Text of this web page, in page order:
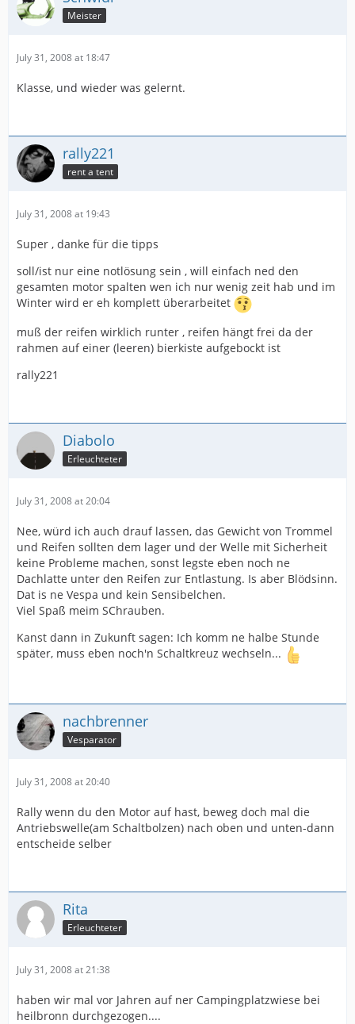
Meister
July 31, 2008 at 18:47
Klasse, und wieder was gelernt.
rally221
rent a tent
July 31, 2008 at 19:43
Super , danke für die tipps
soll/ist nur eine notlösung sein , will einfach ned den
gesamten motor spalten wen ich nur wenig zeit hab und im
Winter wird er eh komplett überarbeitet
muß der reifen wirklich runter , reifen hängt frei da der
rahmen auf einer (leeren) bierkiste aufgebockt ist
rally221
Diabolo
Erleuchteter
July 31, 2008 at 20:04
Nee, würd ich auch drauf lassen, das Gewicht von Trommel
und Reifen sollten dem lager und der Welle mit Sicherheit
keine Probleme machen, sonst legste eben noch ne
Dachlatte unter den Reifen zur Entlastung. Is aber Blödsinn.
Dat is ne Vespa und kein Sensibelchen.
Viel Spaß meim SChrauben.
Kanst dann in Zukunft sagen: Ich komm ne halbe Stunde
später, muss eben noch'n Schaltkreuz wechseln...
nachbrenner
Vesparator
July 31, 2008 at 20:40
Rally wenn du den Motor auf hast, beweg doch mal die
Antriebswelle(am Schaltbolzen) nach oben und unten-dann
entscheide selber
Rita
Erleuchteter
July 31, 2008 at 21:38
haben wir mal vor Jahren auf ner Campingplatzwiese bei
heilbronn durchgezogen....